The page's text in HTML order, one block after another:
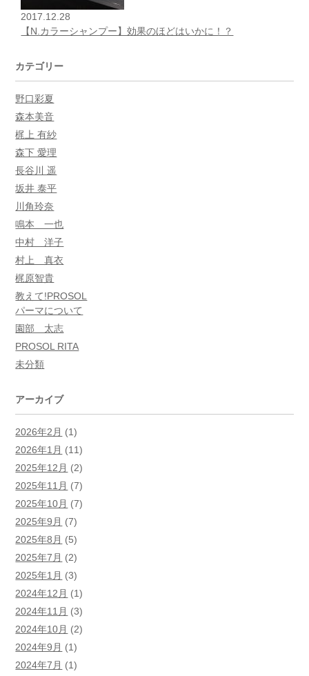
2017.12.28
【N.カラーシャンプー】効果のほどはいかに！？
カテゴリー
野口彩夏
森本美音
梶上 有紗
森下 愛理
長谷川 遥
坂井 泰平
川角玲奈
鳴本 一也
中村 洋子
村上 真衣
梶原智貴
教えて!PROSOL
パーマについて
園部 太志
PROSOL RITA
未分類
アーカイブ
2026年2月 (1)
2026年1月 (11)
2025年12月 (2)
2025年11月 (7)
2025年10月 (7)
2025年9月 (7)
2025年8月 (5)
2025年7月 (2)
2025年1月 (3)
2024年12月 (1)
2024年11月 (3)
2024年10月 (2)
2024年9月 (1)
2024年7月 (1)